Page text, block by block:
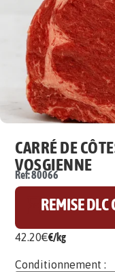
CARRÉ DE
VOSGIENNE
Ref: 80066
REMISE DLC
42.20€€/kg
Conditionnement :